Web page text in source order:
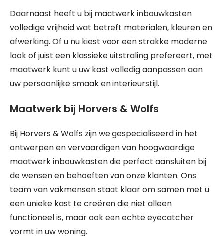
Daarnaast heeft u bij maatwerk inbouwkasten
volledige vrijheid wat betreft materialen, kleuren en
afwerking. Of u nu kiest voor een strakke moderne
look of juist een klassieke uitstraling prefereert, met
maatwerk kunt u uw kast volledig aanpassen aan
uw persoonlijke smaak en interieurstijl.
Maatwerk bij Horvers & Wolfs
Bij Horvers & Wolfs zijn we gespecialiseerd in het
ontwerpen en vervaardigen van hoogwaardige
maatwerk inbouwkasten die perfect aansluiten bij
de wensen en behoeften van onze klanten. Ons
team van vakmensen staat klaar om samen met u
een unieke kast te creëren die niet alleen
functioneel is, maar ook een echte eyecatcher
vormt in uw woning.